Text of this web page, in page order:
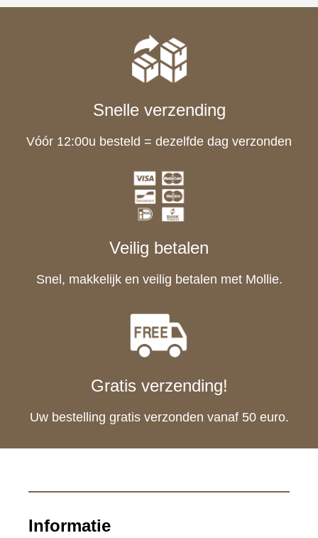
Snelle verzending
Vóór 12:00u besteld = dezelfde dag verzonden
Veilig betalen
Snel, makkelijk en veilig betalen met Mollie.
Gratis verzending!
Uw bestelling gratis verzonden vanaf 50 euro.
Informatie